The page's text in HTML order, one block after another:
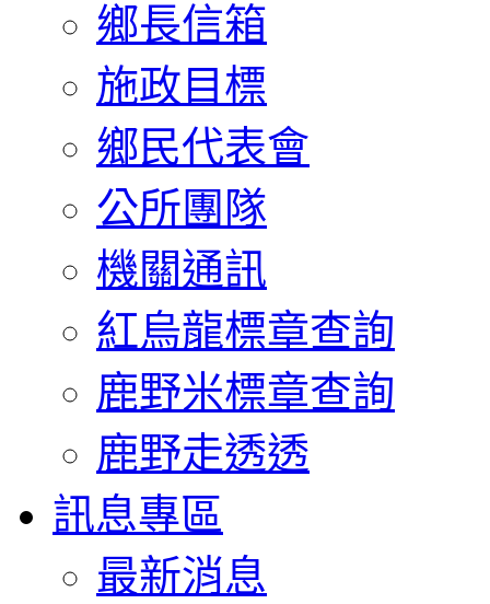
鄉長信箱
施政目標
鄉民代表會
公所團隊
機關通訊
紅烏龍標章查詢
鹿野米標章查詢
鹿野走透透
訊息專區
最新消息